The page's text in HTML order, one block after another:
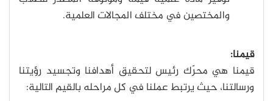
والمختصين في مختلف المجالات العلمية.
قيمنا:
قيمنا هي محرّك رئيس لتحقيق أهدافنا وتجسيد رؤيتنا
ورسالتنا، حيث يرتبط عملنا في كل مراحله بالقيم التالية: